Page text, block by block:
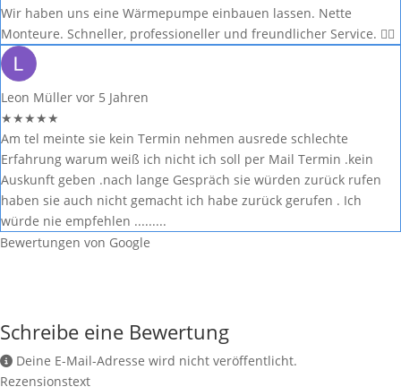
Wir haben uns eine Wärmepumpe einbauen lassen. Nette
Monteure. Schneller, professioneller und freundlicher Service. 👍🏼
Leon Müller vor 5 Jahren
★★★★★
Am tel meinte sie kein Termin nehmen ausrede schlechte
Erfahrung warum weiß ich nicht ich soll per Mail Termin .kein
Auskunft geben .nach lange Gespräch sie würden zurück rufen
haben sie auch nicht gemacht ich habe zurück gerufen . Ich
würde nie empfehlen .........
Bewertungen von Google
Schreibe eine Bewertung
Deine E-Mail-Adresse wird nicht veröffentlicht.
Rezensionstext